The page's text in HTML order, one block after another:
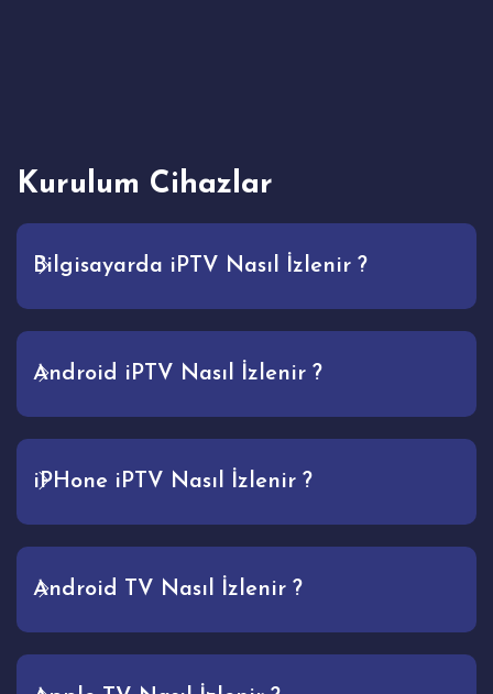
Kurulum Cihazlar
Bilgisayarda iPTV Nasıl İzlenir ?
Android iPTV Nasıl İzlenir ?
iPHone iPTV Nasıl İzlenir ?
Android TV Nasıl İzlenir ?